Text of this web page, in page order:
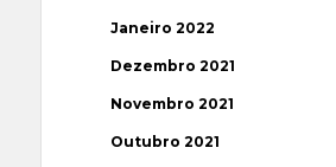
Janeiro 2022
Dezembro 2021
Novembro 2021
Outubro 2021